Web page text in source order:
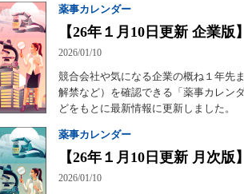
薬事カレンダー
【26年１月10日更新 企業版】
2026/01/10
競合会社や気になる企業の概ね１年先
解禁など）を確認できる「薬事カレン
どをもとに最新情報に更新しました。
薬事カレンダー
【26年１月10日更新 月次版】
2026/01/10